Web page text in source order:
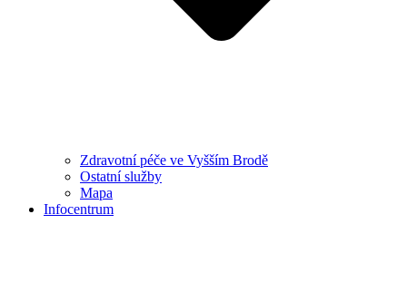
Zdravotní péče ve Vyšším Brodě
Ostatní služby
Mapa
Infocentrum